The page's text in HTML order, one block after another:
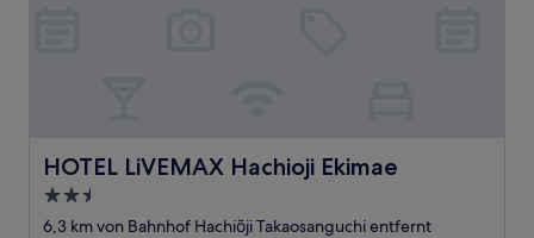
HOTEL LiVEMAX Hachioji Ekimae
HOTEL LiVEMAX Hachioji Ekimae
2.5-
Sterne-
6,3 km von Bahnhof Hachiōji Takaosanguchi entfernt